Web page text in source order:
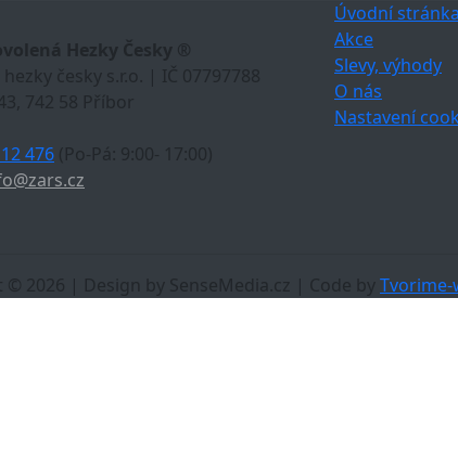
Hezky Česky ®
hezky česky s.r.o. | IČ 07797788
742 58 Příbor
476 (Po-Pá: 9:00- 17:00)
Úvodní stránka
Akce
Slevy, výhody
O nás
Nastavení
© 2026 | Design by SenseMedia.cz | Code by Tvorime-